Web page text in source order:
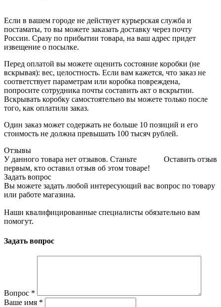
Если в вашем городе не действует курьерская служба и
постаматы, то вы можете заказать доставку через почту
России. Сразу по прибытии товара, на ваш адрес придет
извещение о посылке.
Перед оплатой вы можете оценить состояние коробки (не
вскрывая): вес, целостность. Если вам кажется, что заказ не
соответствует параметрам или коробка повреждена,
попросите сотрудника почты составить акт о вскрытии.
Вскрывать коробку самостоятельно вы можете только после
того, как оплатили заказ.
Один заказ может содержать не больше 10 позиций и его
стоимость не должна превышать 100 тысяч рублей.
Отзывы
Оставить отзыв
У данного товара нет отзывов. Станьте
первым, кто оставил отзыв об этом товаре!
Задать вопрос
Вы можете задать любой интересующий вас вопрос по товару
или работе магазина.
Наши квалифицированные специалисты обязательно вам
помогут.
Задать вопрос
Вопрос *
Ваше имя *